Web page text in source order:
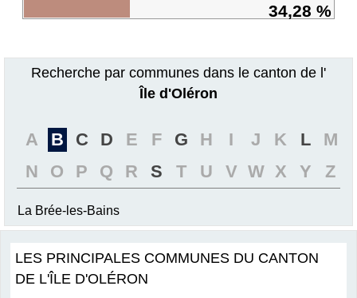
34,28 %
Recherche par communes dans le canton de l'
Île d'Oléron
A B C D E F G H I J K L
M
N
O P Q R S T U V W X Y Z
La Brée-les-Bains
LES PRINCIPALES COMMUNES DU CANTON
DE L'ÎLE D'OLÉRON